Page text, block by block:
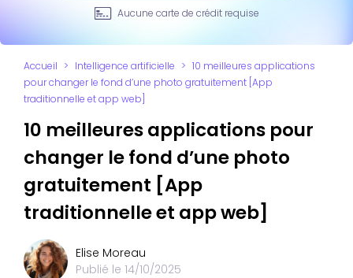
Aucune carte de crédit requise
Accueil > Intelligence artificielle > 10 meilleures applications
pour changer le fond d’une photo gratuitement [App
traditionnelle et app web]
10 meilleures applications pour
changer le fond d’une photo
gratuitement [App
traditionnelle et app web]
Elise Moreau
Publié le 14/10/2025